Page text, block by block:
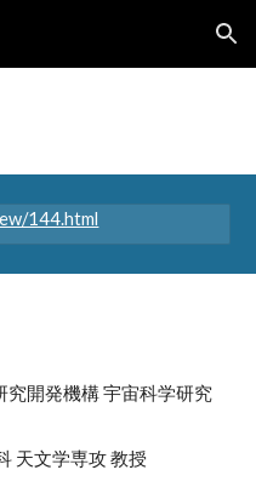
Skip to navigation
144.html
究開発機構 宇宙科学研究
天文学専攻 教授